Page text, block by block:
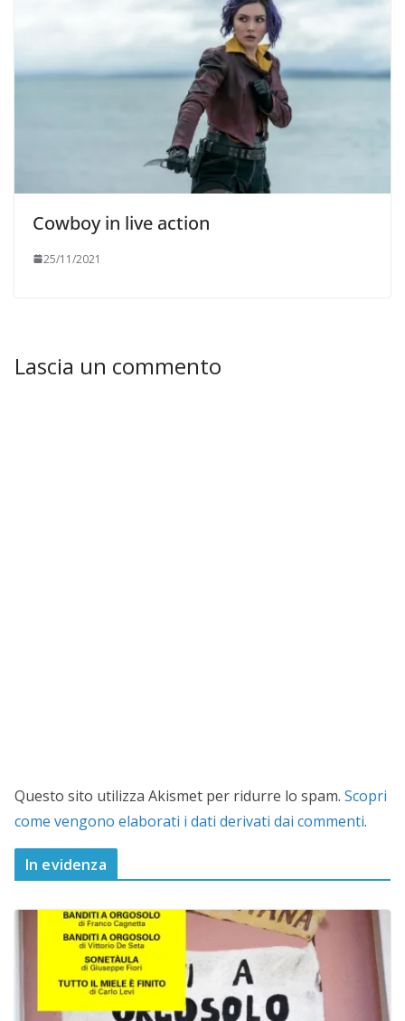
Cowboy in live action
25/11/2021
Lascia un commento
Questo sito utilizza Akismet per ridurre lo spam. Scopri
come vengono elaborati i dati derivati dai commenti.
In evidenza